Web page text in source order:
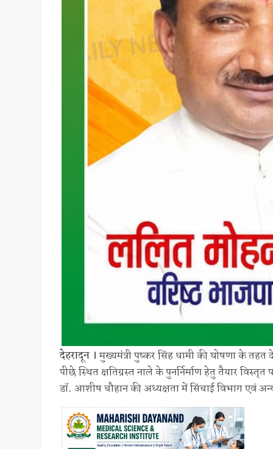
देहरादून ।मुख्यमंत्री पुष्कर सिंह धामी की घोषणा के तहत
पीछे स्थित क्षतिग्रस्त नाले के पुनर्निर्माण हेतु तैयार
डॉ. आशीष चौहान की अध्यक्षता में सिंचाई विभाग एवं